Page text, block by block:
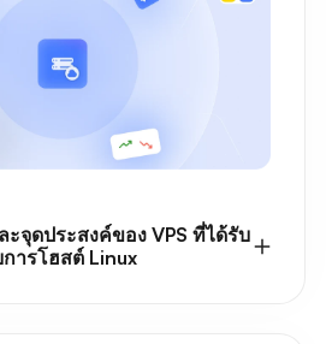
จุดประสงค์ของ VPS ที่ได้รับ
ารโฮสต์ Linux